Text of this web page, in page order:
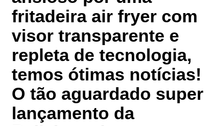
fritadeira air fryer com
visor transparente e
repleta de tecnologia,
temos ótimas notícias!
O tão aguardado super
lançamento da